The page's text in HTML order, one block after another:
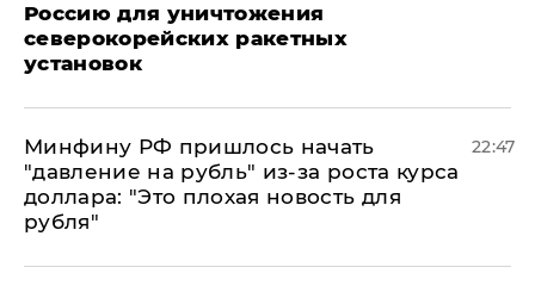
Россию для уничтожения
северокорейских ракетных
установок
Минфину РФ пришлось начать
"давление на рубль" из-за роста курса
доллара: "Это плохая новость для
рубля"
22:47